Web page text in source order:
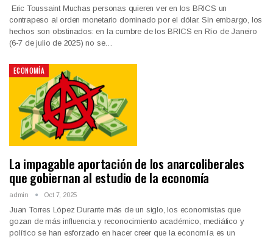
Eric Toussaint Muchas personas quieren ver en los BRICS un
contrapeso al orden monetario dominado por el dólar. Sin embargo, los
hechos son obstinados: en la cumbre de los BRICS en Río de Janeiro
(6-7 de julio de 2025) no se…
ECONOMÍA
La impagable aportación de los anarcoliberales
que gobiernan al estudio de la economía
admin Oct 7, 2025
Juan Torres López Durante más de un siglo, los economistas que
gozan de más influencia y reconocimiento académico, mediático y
político se han esforzado en hacer creer que la economía es un